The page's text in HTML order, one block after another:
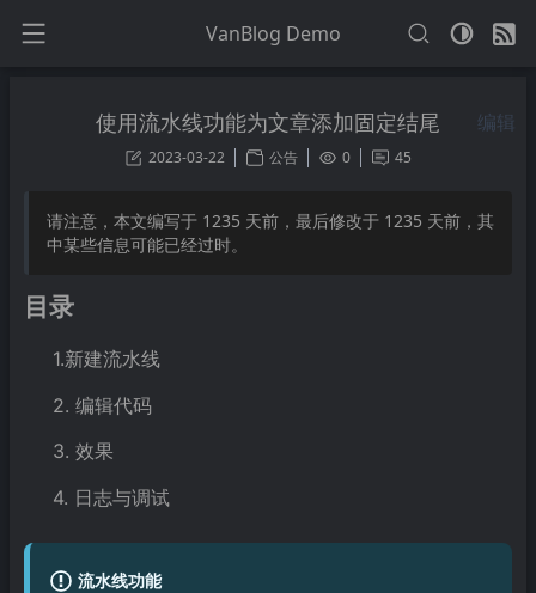
VanBlog Demo
使用流水线功能为文章添加固定结尾 编辑
2023-03-22 公告 0 45
请注意，本文编写于 1235 天前，最后修改于 1235 天前，其
中某些信息可能已经过时。
目录
1.新建流水线
2. 编辑代码
3. 效果
4. 日志与调试
流水线功能